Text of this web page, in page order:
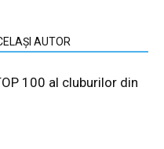
AUTOR
100 al cluburilor din